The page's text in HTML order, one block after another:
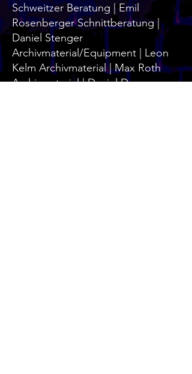
Schweitzer Beratung | Emil
Rosenberger Schnittberatung |
Daniel Stenger
Archivmaterial/Equipment | Leon
Kelm Archivmaterial | Max Roth
Archivmaterial | Daniel Damm